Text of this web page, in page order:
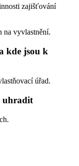
zajišťování
na vyvlastnění.
kde jsou k
úřad.
uhradit